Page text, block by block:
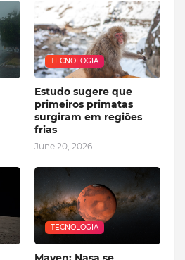
TECNOLOGIA
Estudo sugere que
primeiros primatas
surgiram em regiões
frias
June 20, 2026
TECNOLOGIA